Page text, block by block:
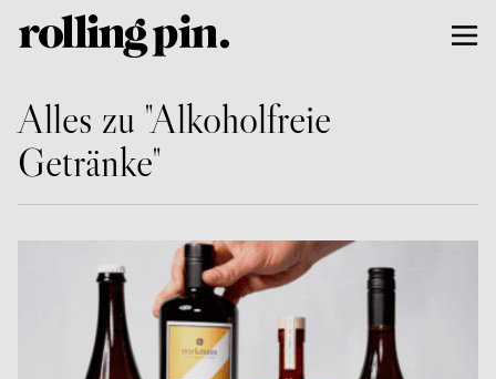
Alles zu "Alkoholfreie
Getränke"